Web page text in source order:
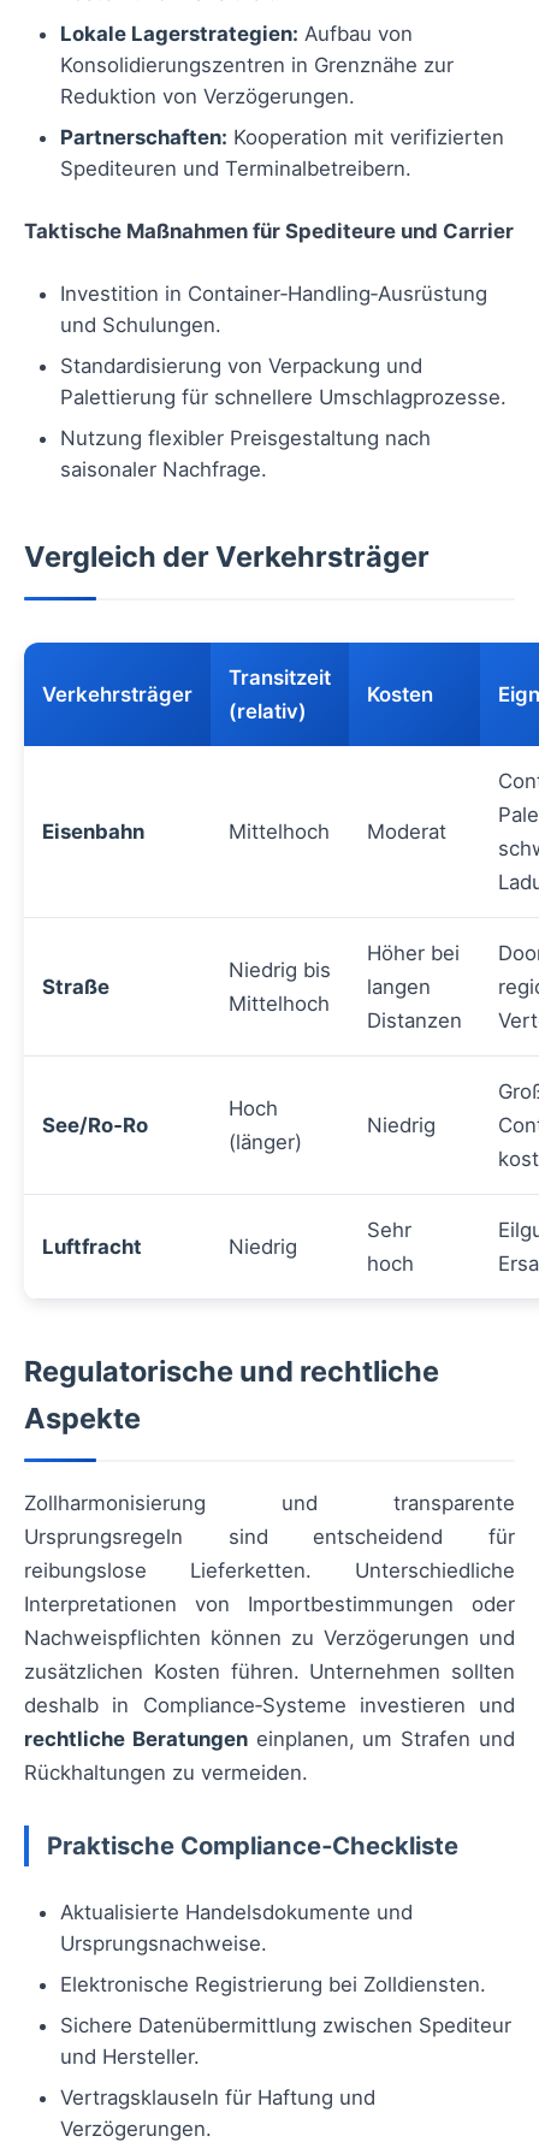
Lokale Lagerstrategien: Aufbau von
Konsolidierungszentren in Grenznähe zur
Reduktion von Verzögerungen.
Partnerschaften: Kooperation mit verifizierten
Spediteuren und Terminalbetreibern.
Taktische Maßnahmen für Spediteure und Carrier
Investition in Container‑Handling‑Ausrüstung
und Schulungen.
Standardisierung von Verpackung und
Palettierung für schnellere Umschlagprozesse.
Nutzung flexibler Preisgestaltung nach
saisonaler Nachfrage.
Vergleich der Verkehrsträger
Verkehrsträger
Transitzeit
(relativ)
Kosten
Eisenbahn Mittelhoch Moderat
Straße
Niedrig bis
Mittelhoch
Höher bei
langen
Distanzen
See/Ro‑Ro
Hoch
(länger)
Niedrig
Luftfracht Niedrig
Sehr
hoch
Regulatorische und rechtliche
Aspekte
Zollharmonisierung und transparente
Ursprungsregeln sind entscheidend für
reibungslose Lieferketten. Unterschiedliche
Interpretationen von Importbestimmungen oder
Nachweispflichten können zu Verzögerungen und
zusätzlichen Kosten führen. Unternehmen sollten
deshalb in Compliance‑Systeme investieren und
rechtliche Beratungeneinplanen, um Strafen und
Rückhaltungen zu vermeiden.
Praktische Compliance‑Checkliste
Aktualisierte Handelsdokumente und
Ursprungsnachweise.
Elektronische Registrierung bei Zolldiensten.
Sichere Datenübermittlung zwischen Spediteur
und Hersteller.
Vertragsklauseln für Haftung und
Verzögerungen.